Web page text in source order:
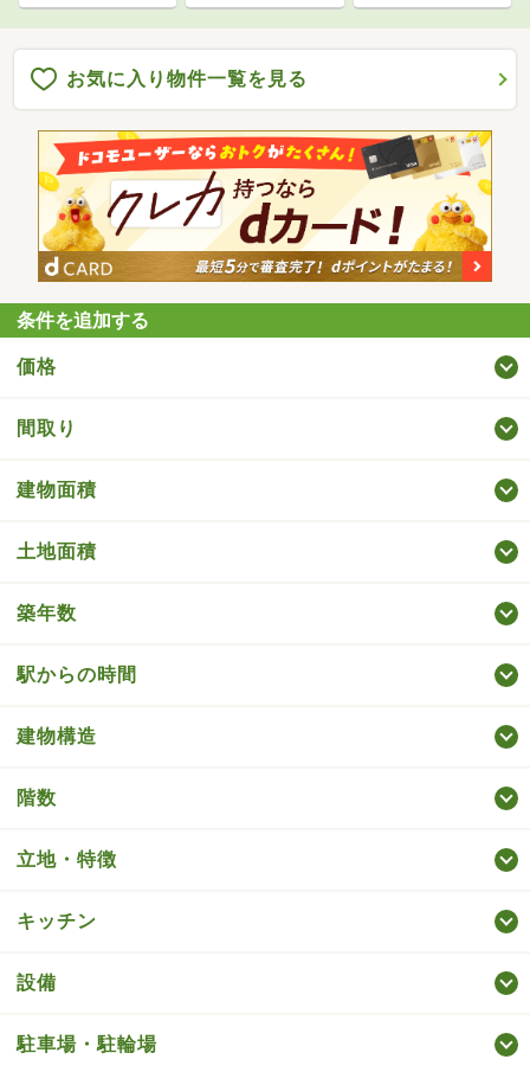
お気に入り物件一覧を見る
条件を追加する
価格
間取り
建物面積
土地面積
築年数
駅からの時間
建物構造
階数
立地・特徴
キッチン
設備
駐車場・駐輪場